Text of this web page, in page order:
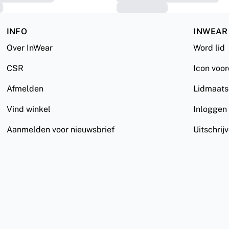
INFO
Over InWear
CSR
Afmelden
Vind winkel
Aanmelden voor nieuwsbrief
Word lid
Icon
Inloggen